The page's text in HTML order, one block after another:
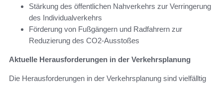
Stärkung des öffentlichen Nahverkehrs zur Verringerung
des Individualverkehrs
Förderung von Fußgängern und Radfahrern zur
Reduzierung des CO2-Ausstoßes
Aktuelle Herausforderungen in der Verkehrsplanung
Die Herausforderungen in der Verkehrsplanung sind vielfälltig